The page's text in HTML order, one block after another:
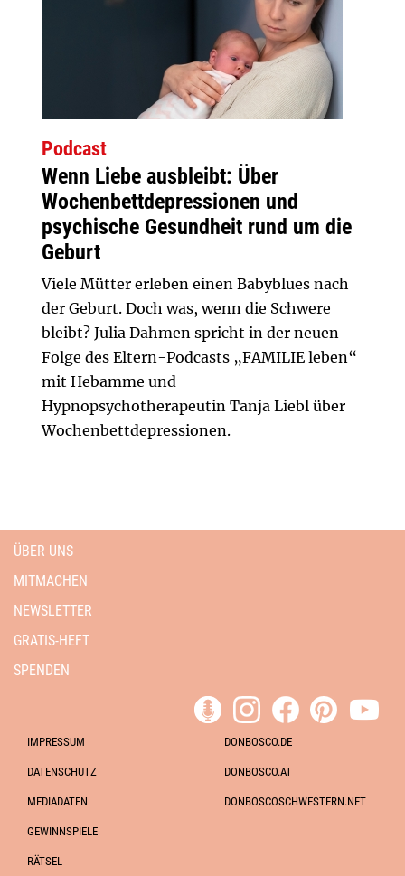
Podcast
Wenn Liebe ausbleibt: Über
Wochenbettdepressionen und
psychische Gesundheit rund um die
Geburt
Viele Mütter erleben einen Babyblues nach
der Geburt. Doch was, wenn die Schwere
bleibt? Julia Dahmen spricht in der neuen
Folge des Eltern-Podcasts „FAMILIE leben“
mit Hebamme und
Hypnopsychotherapeutin Tanja Liebl über
Wochenbettdepressionen.
ÜBER UNS
MITMACHEN
NEWSLETTER
GRATIS-HEFT
SPENDEN
IMPRESSUM
DATENSCHUTZ
MEDIADATEN
GEWINNSPIELE
RÄTSEL
DONBOSCO.DE
DONBOSCO.AT
DONBOSCOSCHWESTERN.NET